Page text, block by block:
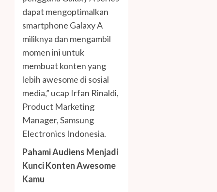
dapat mengoptimalkan
smartphone Galaxy A
miliknya dan mengambil
momen ini untuk
membuat konten yang
lebih awesome di sosial
media,” ucap Irfan Rinaldi,
Product Marketing
Manager, Samsung
Electronics Indonesia.
Pahami Audiens Menjadi
Kunci Konten Awesome
Kamu